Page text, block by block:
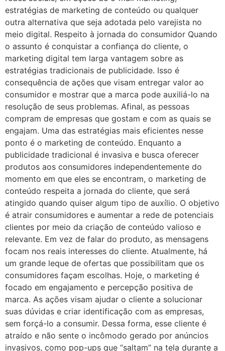
estratégias de marketing de conteúdo ou qualquer
outra alternativa que seja adotada pelo varejista no
meio digital. Respeito à jornada do consumidor Quando
o assunto é conquistar a confiança do cliente, o
marketing digital tem larga vantagem sobre as
estratégias tradicionais de publicidade. Isso é
consequência de ações que visam entregar valor ao
consumidor e mostrar que a marca pode auxiliá-lo na
resolução de seus problemas. Afinal, as pessoas
compram de empresas que gostam e com as quais se
engajam. Uma das estratégias mais eficientes nesse
ponto é o marketing de conteúdo. Enquanto a
publicidade tradicional é invasiva e busca oferecer
produtos aos consumidores independentemente do
momento em que eles se encontram, o marketing de
conteúdo respeita a jornada do cliente, que será
atingido quando quiser algum tipo de auxílio. O objetivo
é atrair consumidores e aumentar a rede de potenciais
clientes por meio da criação de conteúdo valioso e
relevante. Em vez de falar do produto, as mensagens
focam nos reais interesses do cliente. Atualmente, há
um grande leque de ofertas que possibilitam que os
consumidores façam escolhas. Hoje, o marketing é
focado em engajamento e percepção positiva de
marca. As ações visam ajudar o cliente a solucionar
suas dúvidas e criar identificação com as empresas,
sem forçá-lo a consumir. Dessa forma, esse cliente é
atraído e não sente o incômodo gerado por anúncios
invasivos, como pop-ups que “saltam” na tela durante a